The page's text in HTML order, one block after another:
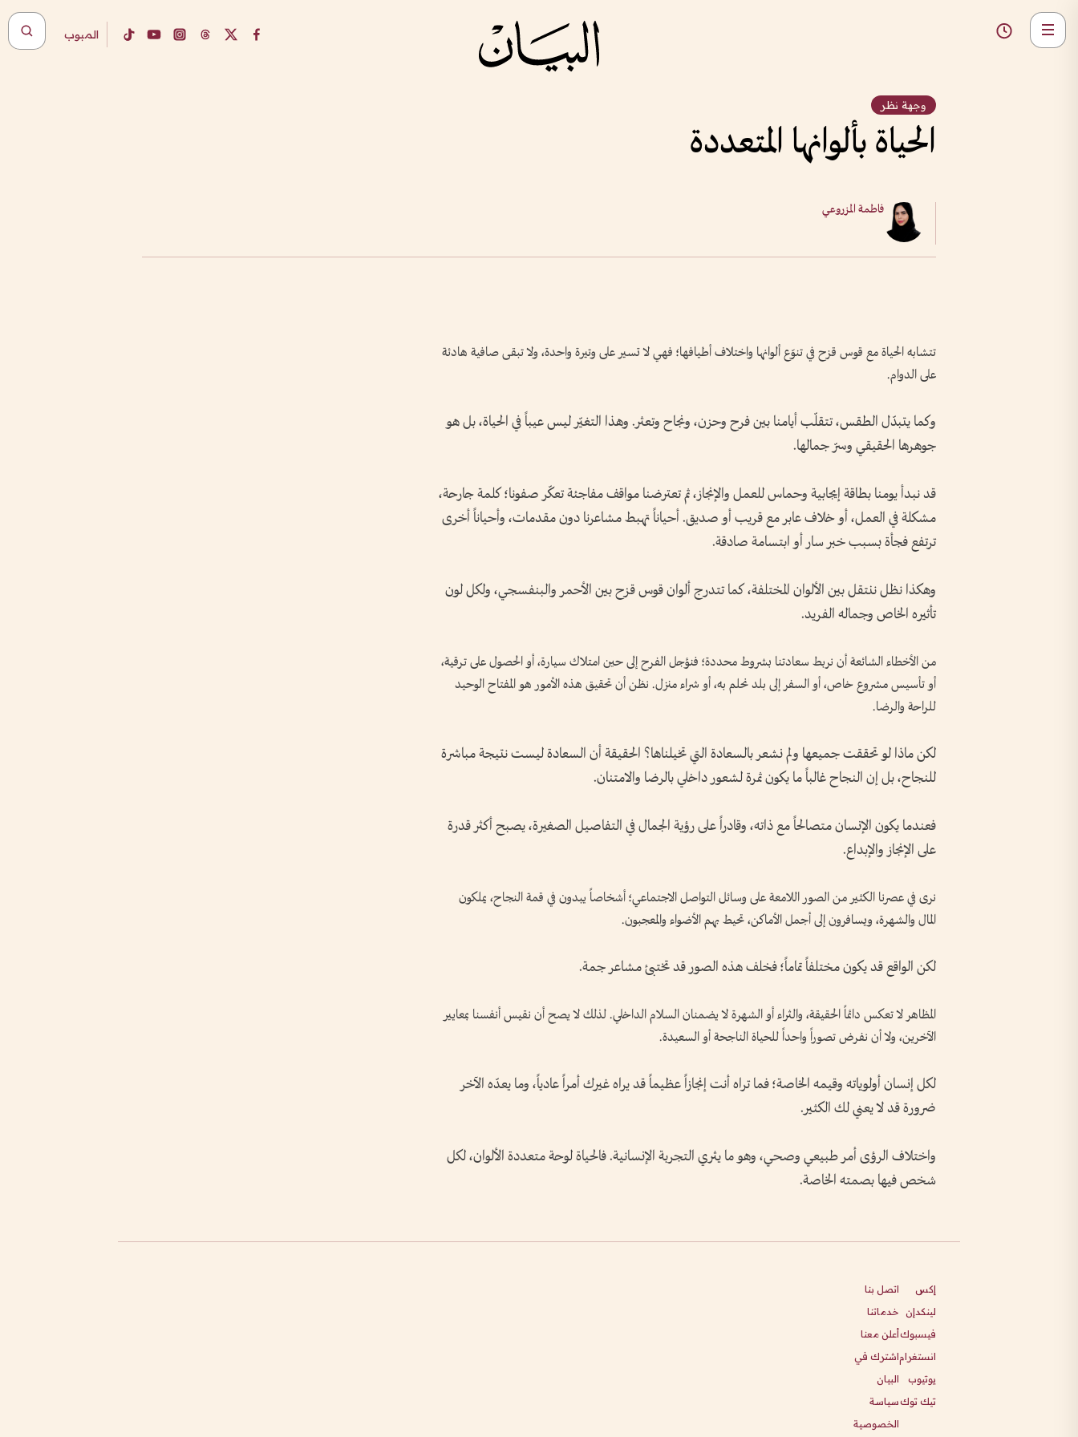
المبوب
وجهة نظر
الحياة بألوانها المتعددة
فاطمة المزروعي
تتشابه الحياة مع قوس قزح في تنوّع ألوانها واختلاف أطيافها؛ فهي لا تسير على وتيرة واحدة، ولا تبقى صافية هادئة
على الدوام.
وكما يتبدّل الطقس، تتقلّب أيامنا بين فرح وحزن، ونجاح وتعثر. وهذا التغيّر ليس عيباً في الحياة، بل هو
جوهرها الحقيقي وسرّ جمالها.
قد نبدأ يومنا بطاقة إيجابية وحماس للعمل والإنجاز، ثم تعترضنا مواقف مفاجئة تعكّر صفونا؛ كلمة جارحة،
مشكلة في العمل، أو خلاف عابر مع قريب أو صديق. أحياناً تهبط مشاعرنا دون مقدمات، وأحياناً أخرى
ترتفع فجأة بسبب خبر سار أو ابتسامة صادقة.
وهكذا نظل ننتقل بين الألوان المختلفة، كما تتدرج ألوان قوس قزح بين الأحمر والبنفسجي، ولكل لون
تأثيره الخاص وجماله الفريد.
من الأخطاء الشائعة أن نربط سعادتنا بشروط محددة؛ فنؤجل الفرح إلى حين امتلاك سيارة، أو الحصول على ترقية،
أو تأسيس مشروع خاص، أو السفر إلى بلد نحلم به، أو شراء منزل. نظن أن تحقيق هذه الأمور هو المفتاح الوحيد
للراحة والرضا.
لكن ماذا لو تحققت جميعها ولم نشعر بالسعادة التي تخيلناها؟ الحقيقة أن السعادة ليست نتيجة مباشرة
للنجاح، بل إن النجاح غالباً ما يكون ثمرة لشعور داخلي بالرضا والامتنان.
فعندما يكون الإنسان متصالحاً مع ذاته، وقادراً على رؤية الجمال في التفاصيل الصغيرة، يصبح أكثر قدرة
على الإنجاز والإبداع.
نرى في عصرنا الكثير من الصور اللامعة على وسائل التواصل الاجتماعي؛ أشخاصاً يبدون في قمة النجاح، يملكون
المال والشهرة، ويسافرون إلى أجمل الأماكن، تحيط بهم الأضواء والمعجبون.
لكن الواقع قد يكون مختلفاً تماماً؛ فخلف هذه الصور قد تختبئ مشاعر جمة.
المظاهر لا تعكس دائماً الحقيقة، والثراء أو الشهرة لا يضمنان السلام الداخلي. لذلك لا يصح أن نقيس أنفسنا بمعايير
الآخرين، ولا أن نفرض تصوراً واحداً للحياة الناجحة أو السعيدة.
لكل إنسان أولوياته وقيمه الخاصة؛ فما تراه أنت إنجازاً عظيماً قد يراه غيرك أمراً عادياً، وما يعدّه الآخر
ضرورة قد لا يعني لك الكثير.
واختلاف الرؤى أمر طبيعي وصحي، وهو ما يثري التجربة الإنسانية. فالحياة لوحة متعددة الألوان، لكل
شخص فيها بصمته الخاصة.
إكس
لينكدإن
فيسبوك
انستغرام
يوتيوب
تيك توك
اتصل بنا
خدماتنا
أعلن معنا
اشترك في
البيان
سياسة
الخصوصية